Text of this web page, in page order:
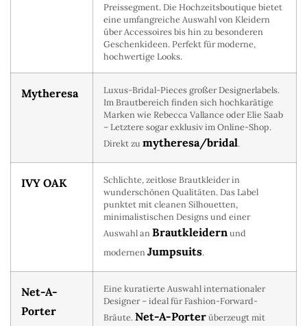
Preissegment. Die Hochzeitsboutique bietet
eine umfangreiche Auswahl von Kleidern
über Accessoires bis hin zu besonderen
Geschenkideen. Perfekt für moderne,
hochwertige Looks.
Mytheresa
Luxus-Bridal-Pieces großer Designerlabels.
Im Brautbereich finden sich hochkarätige
Marken wie Rebecca Vallance oder Elie Saab
– Letztere sogar exklusiv im Online-Shop.
Direkt zu mytheresa/bridal.
IVY OAK
Schlichte, zeitlose Brautkleider in
wunderschönen Qualitäten. Das Label
punktet mit cleanen Silhouetten,
minimalistischen Designs und einer
Auswahl an Brautkleidernund
modernen Jumpsuits.
Net-A-
Porter
Eine kuratierte Auswahl internationaler
Designer – ideal für Fashion-Forward-
Bräute.Net-A-Porterüberzeugt mit